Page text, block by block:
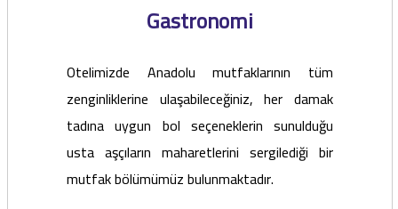
Gastronomi
Otelimizde Anadolu mutfaklarının tüm
zenginliklerine ulaşabileceğiniz, her damak
tadına uygun bol seçeneklerin sunulduğu
usta aşçıların maharetlerini sergilediği bir
mutfak bölümümüz bulunmaktadır.